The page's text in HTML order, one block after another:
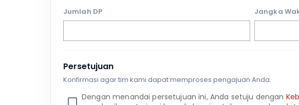
Jumlah DP
Jangka
Persetujuan
Konfirmasi agar tim kami dapat memproses pengajuan Anda.
Dengan menandai persetujuan ini, Anda setuju dengan